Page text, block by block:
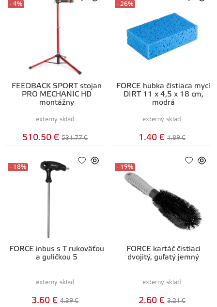
FEEDBACK SPORT stojan
PRO MECHANIC HD
montážny
- 4%
externý sklad
510.50 € 531.77 €
FORCE hubka čistiaca mycí
DIRT 11 x 4,5 x 18 cm,
modrá
- 26%
externý sklad
1.40 € 1.89 €
FORCE inbus s T rukoväťou
a guličkou 5
- 18%
externý sklad
3.60 € 4.39 €
FORCE kartáč čistiaci
dvojitý, guľatý jemný
- 19%
externý sklad
2.60 € 3.21 €